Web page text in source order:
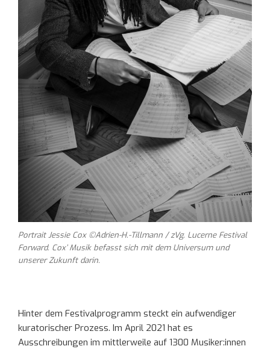
Portrait Jessie Cox ©Adrien-H.-Tillmann / zVg. Lucerne Festival
Forward. Cox’ Musik befasst sich mit dem Universum und
unserer Zukunft darin.
Hinter dem Festivalprogramm steckt ein aufwendiger
kuratorischer Prozess. Im April 2021 hat es
Ausschreibungen im mittlerweile auf 1300 Musiker:innen